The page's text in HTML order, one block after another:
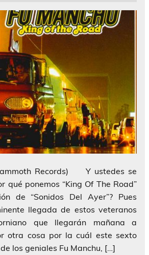
Records) Y ustedes se
qué ponemos “King Of The Road”
de “Sonidos Del Ayer”? Pues
llegada de estos veteranos
que llegarán mañana a
otra cosa por la cuál este sexto
los geniales Fu Manchu, […]